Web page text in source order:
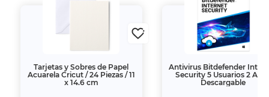
Tarjetas y Sobres de Papel
Acuarela Cricut / 24 Piezas / 11
x 14.6 cm
Antivirus Bitdefender
Security 5 Usuarios 2
Descargable